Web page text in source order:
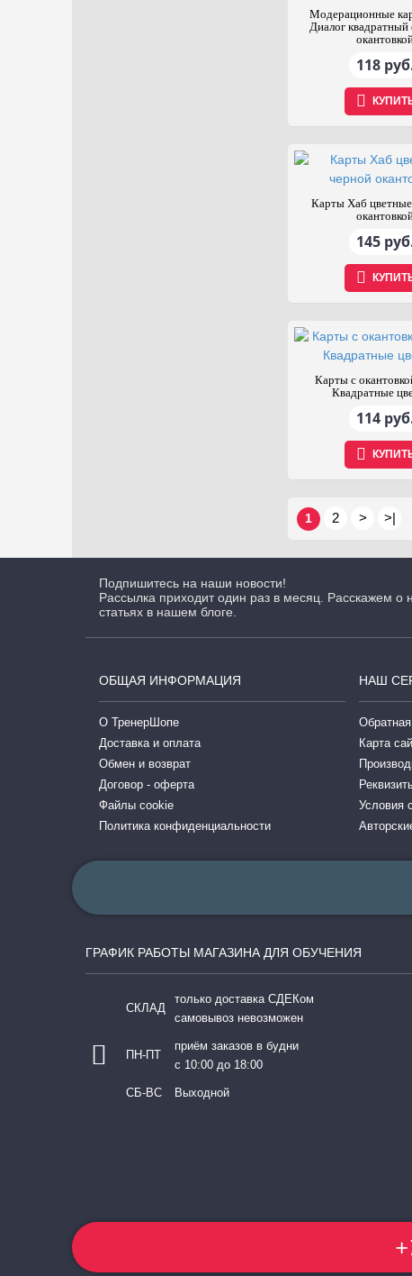
Модерационные
Диалог квадратный
118
Карты Хаб
145
Карты с
Квадратные
114
1 2 > >|
Подпишитесь на наши новости!
Рассылка приходит один раз в месяц. Расскажем о
статьях в нашем блоге.
ОБЩАЯ ИНФОРМАЦИЯ
О ТренерШопе
Доставка и оплата
Обмен и возврат
Договор - оферта
Файлы cookie
Политика конфиденциальности
НАШ
Карта
Условия
ГРАФИК РАБОТЫ МАГАЗИНА ДЛЯ ОБУЧЕНИЯ
СКЛАД
только доставка СДЕКом
самовывоз невозможен
ПН-ПТ
приём заказов в будни
с 10:00 до 18:00
СБ-ВС Выходной